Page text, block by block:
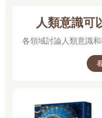
這本書試圖翻轉這些偏見。
腦，透過這些裝置，我們能
巨量資訊。因此我認為，現
的數字，而我們也需要瞭解
一種思考世界的方法，能讓
且避免受到錯誤資訊與錯誤
方式呈現想法。我試著用這
麼數學家會如此思考事物。
人類意識可
各領域討論人類意識